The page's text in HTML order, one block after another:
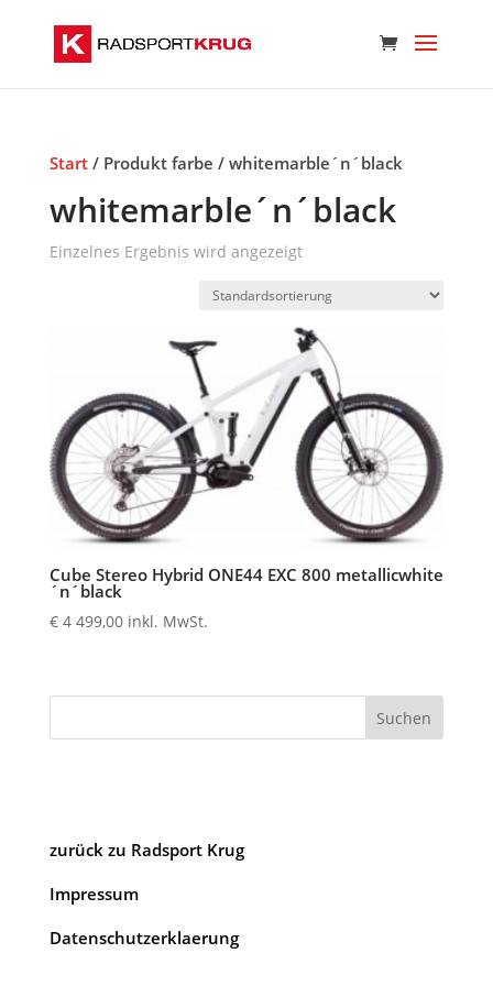
Start/ Produkt farbe / whitemarble´n´black
whitemarble´n´black
Einzelnes Ergebnis wird angezeigt
Cube Stereo Hybrid ONE44 EXC 800 metallicwhite
´n´black
€4 499,00 inkl. MwSt.
Suchen
zurück zu Radsport Krug
Impressum
Datenschutzerklaerung